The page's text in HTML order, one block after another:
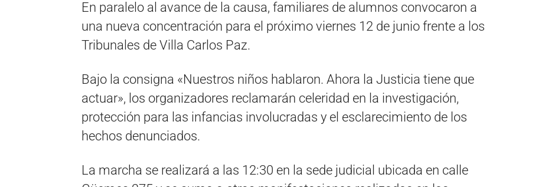
En paralelo al avance de la causa, familiares de alumnos convocaron a
una nueva concentración para el próximo viernes 12 de junio frente a los
Tribunales de Villa Carlos Paz.
Bajo la consigna «Nuestros niños hablaron. Ahora la Justicia tiene que
actuar», los organizadores reclamarán celeridad en la investigación,
protección para las infancias involucradas y el esclarecimiento de los
hechos denunciados.
La marcha se realizará a las 12:30 en la sede judicial ubicada en calle